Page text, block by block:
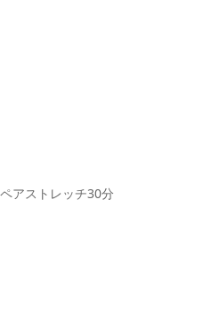
アストレッチ30分